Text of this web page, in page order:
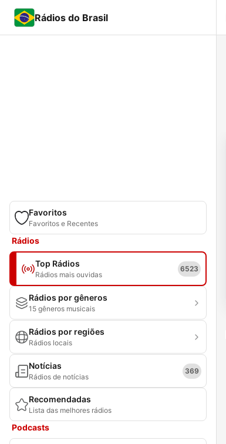
Rádios do Brasil
Favoritos
Favoritos e Recentes
Rádios
Top Rádios
Rádios mais ouvidas
6523
Rádios por gêneros
15 gêneros musicais
Rádios por regiões
Rádios locais
Notícias
Rádios de notícias
369
Recomendadas
Lista das melhores rádios
Podcasts